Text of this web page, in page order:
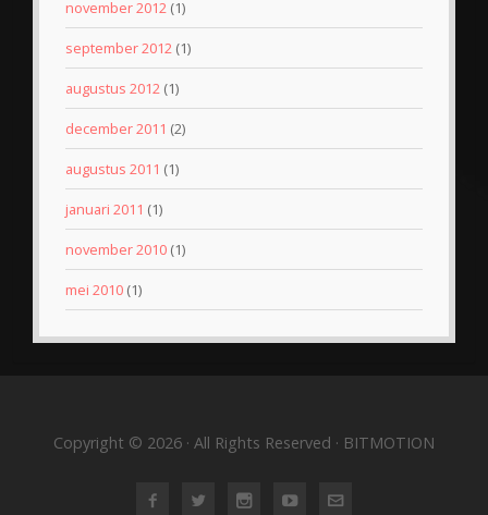
november 2012 (1)
september 2012 (1)
augustus 2012 (1)
december 2011 (2)
augustus 2011 (1)
januari 2011 (1)
november 2010 (1)
mei 2010 (1)
Copyright © 2026 · All Rights Reserved · BITMOTION